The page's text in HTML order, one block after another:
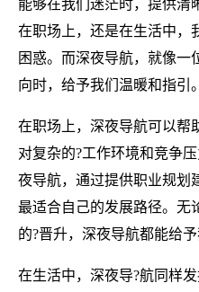
能够在我们迷茫时，提供清
在职场上，还是在生活中，
困惑。而深夜导航，就像一
向时，给予我们温暖和指引。
在职场上，深夜导航可以帮
对复杂的?工作环境和竞争
夜导航，通过提供职业规划
最适合自己的发展路径。无
的?晋升，深夜导航都能给予
在生活中，深夜导?航同样